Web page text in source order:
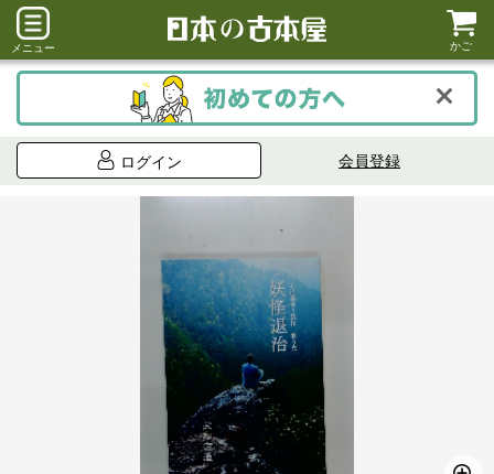
メニュー かご
ログイン 会員登録